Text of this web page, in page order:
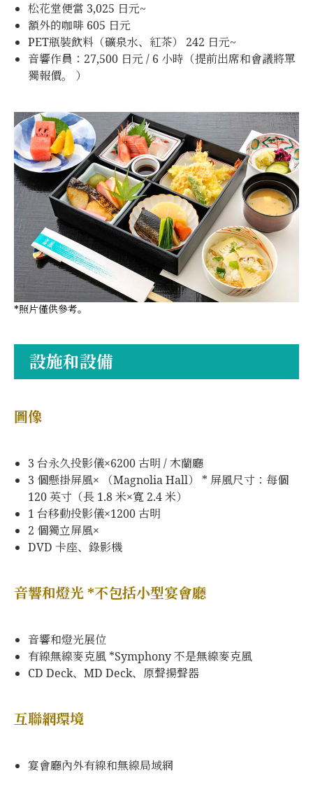
松花堂便當 3,025 日元~
額外的咖啡 605 日元
PET瓶裝飲料（礦泉水、紅茶） 242 日元~
音響作員：27,500 日元 / 6 小時（提前出席和會議將單
獨報價。 ）
*照片僅供參考。
設施和設備
圖像
3 台永久投影儀×6200 古明 / 木蘭廳
3 個懸掛屏風× （Magnolia Hall） * 屏風尺寸：每個
120 英寸（長 1.8 米×寬 2.4 米）
1 台移動投影儀×1200 古明
2 個獨立屏風×
DVD 卡座、錄影機
音響和燈光 *不包括小型宴會廳
音響和燈光展位
有線無線麥克風 *Symphony 不是無線麥克風
CD Deck、MD Deck、原聲揚聲器
互聯網環境
宴會廳內外有線和無線局域網